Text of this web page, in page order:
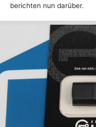
berichten nun darüber.